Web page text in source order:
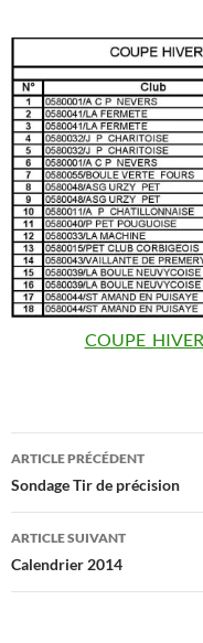
Navigation
des
articles
ARTICLE PRÉCÉDENT
Sondage Tir de précision
ARTICLE SUIVANT
Calendrier 2014